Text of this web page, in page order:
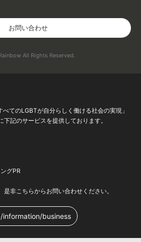
お問い合わせ
All Rights Reserved.
てのLGBTが自分らしく働ける社会の実現」
記のサービスを提供しております。
グPR
非こちらからお問い合わせください。
business